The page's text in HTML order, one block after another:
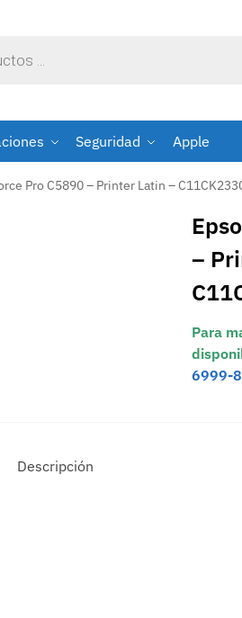
Seguridad Apple
Pro C5890 – Printer Latin –
–
Para
6999-
Descripción